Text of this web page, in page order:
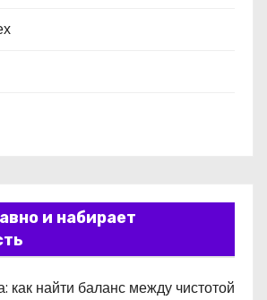
и набирает
как найти баланс между чистотой